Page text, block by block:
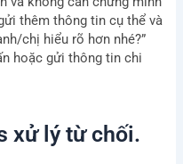
thêm thông tin cụ thể và
chị hiểu rõ hơn nhé?”
hoặc gửi thông tin chi
xử lý từ chối.